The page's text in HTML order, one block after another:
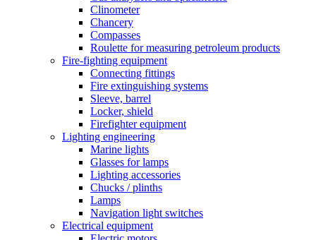
Сlinometer
Chancery
Compasses
Roulette for measuring petroleum products
Fire-fighting equipment
Connecting fittings
Fire extinguishing systems
Sleeve, barrel
Locker, shield
Firefighter equipment
Lighting engineering
Marine lights
Glasses for lamps
Lighting accessories
Chucks / plinths
Lamps
Navigation light switches
Electrical equipment